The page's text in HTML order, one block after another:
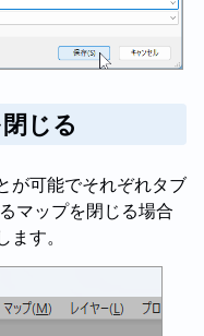
じる
が可能でそれぞれタブ
マップを閉じる場合
す。